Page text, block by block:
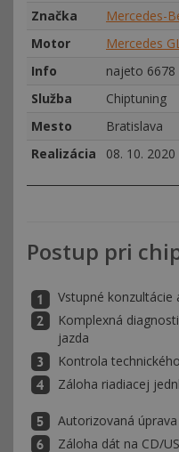
Značka
Mercedes-
Motor
Mercedes
Info
najeto 6678
Služba
Chiptuning
Mesto
Bratislava
Realizácia
08. 10. 2020
Postup pri
Vstupné konzultácie
Komplexná
jazda
Kontrola
Záloha riadiacej
Autorizovaná úprava
Záloha dát na CD/